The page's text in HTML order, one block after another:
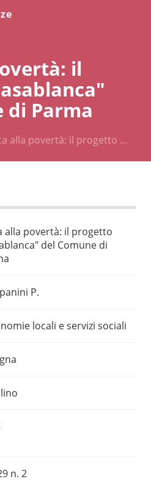
il
di Parma
alla povertà: il progetto …
alla povertà: il progetto
del Comune di
P.
locali e servizi sociali
n. 2